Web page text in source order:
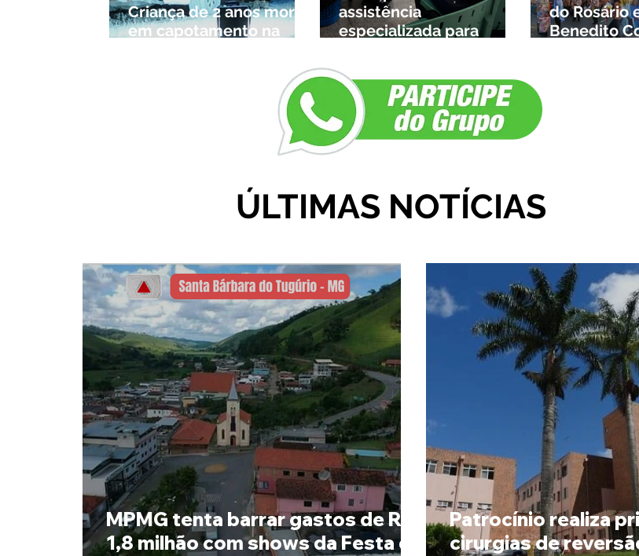
Criança de 2 anos morre
em capotamento na
assistência
especializada para
região
do Rosário
Benedito
ÚLTIMAS NOTÍCIAS
MPMG tenta barrar gastos de R$
1,8 milhão com shows da Festa da
Patrocínio realiza
cirurgias de